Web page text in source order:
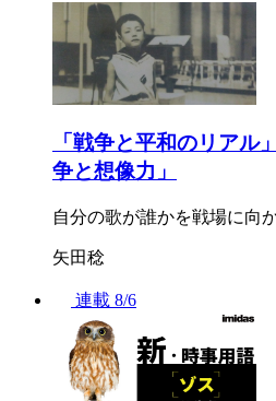
「戦争と平和のリア
争と想像力」
自分の歌が誰かを戦場に向
矢田稔
連載 8/6